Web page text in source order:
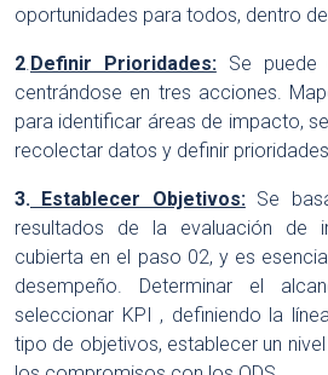
oportunidades para todos, dentro
2.Definir Prioridades: Se puede
centrándose en tres acciones.
para identificar áreas de impacto,
recolectar datos y definir
3. Establecer Objetivos: Se
resultados de la evaluación de
cubierta en el paso 02, y es
desempeño. Determinar el
seleccionar KPI , definiendo la
tipo de objetivos, establecer un